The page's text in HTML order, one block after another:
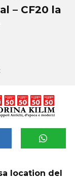
– CF20 la
location del